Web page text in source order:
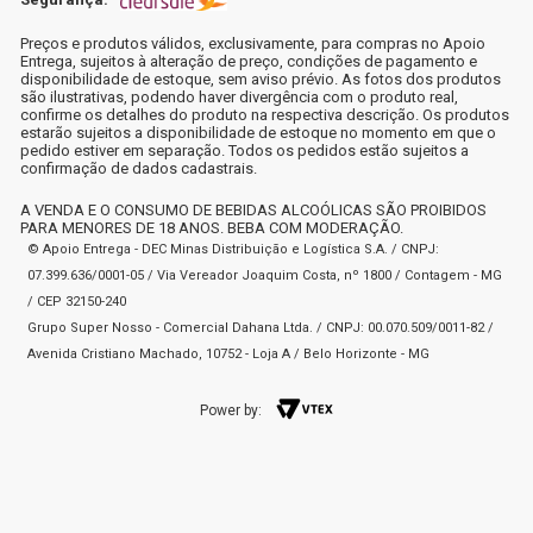
Preços e produtos válidos, exclusivamente, para compras no Apoio
Entrega, sujeitos à alteração de preço, condições de pagamento e
disponibilidade de estoque, sem aviso prévio. As fotos dos produtos
são ilustrativas, podendo haver divergência com o produto real,
confirme os detalhes do produto na respectiva descrição. Os produtos
estarão sujeitos a disponibilidade de estoque no momento em que o
pedido estiver em separação. Todos os pedidos estão sujeitos a
confirmação de dados cadastrais.
A VENDA E O CONSUMO DE BEBIDAS ALCOÓLICAS SÃO PROIBIDOS
PARA MENORES DE 18 ANOS. BEBA COM MODERAÇÃO.
© Apoio Entrega - DEC Minas Distribuição e Logística S.A. / CNPJ:
07.399.636/0001-05 / Via Vereador Joaquim Costa, nº 1800 / Contagem - MG
/ CEP 32150-240
Grupo Super Nosso - Comercial Dahana Ltda. / CNPJ: 00.070.509/0011-82 /
Avenida Cristiano Machado, 10752 - Loja A / Belo Horizonte - MG
Power by: